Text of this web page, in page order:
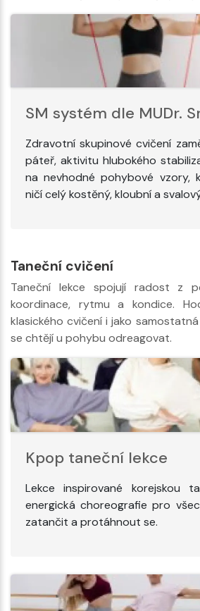
SM systém dle MUDr.
Zdravotní skupinové cvičení
páteř, aktivitu hlubokého
na nevhodné pohybové vzory,
ničí celý kostěný, kloubní a
Taneční cvičení
Taneční lekce spojují radost z
koordinace, rytmu a kondice.
klasického cvičení i jako
se chtějí u pohybu odreagovat.
Kpop taneční lekce
Lekce inspirované korejskou
energická choreografie pro
zatančit a protáhnout se.